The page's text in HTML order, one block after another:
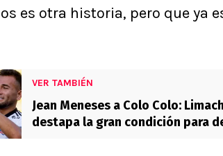
es otra historia, pero que ya
VER TAMBIÉN
Jean Meneses a Colo Colo:
destapa la gran condición para